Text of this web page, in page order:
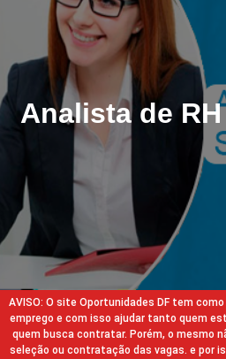
Analista de RH
AVISO: O site Oportunidades DF tem
emprego e com isso ajudar tanto quem
quem busca contratar. Porém, o mesmo
seleção ou contratação das vagas. e por